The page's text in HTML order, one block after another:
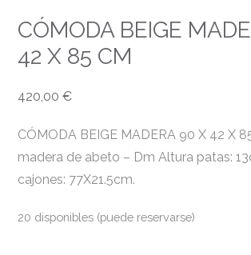
CÓMODA BEIGE
42 X 85 CM
420,00€
CÓMODA BEIGE MADERA 90 X 42 X
madera de abeto – Dm Altura patas:
cajones: 77X21.5cm.
20 disponibles (puede reservarse)